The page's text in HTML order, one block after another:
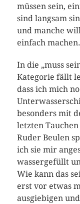
müssen sein,
sind langsam
und manche
einfach machen.
In die „muss
Kategorie fällt
dass ich mich
besonders mit
letzten
Ruder Beulen
ich sie mir
wassergefüllt
Wie kann das
erst vor etwas
ausgiebigen